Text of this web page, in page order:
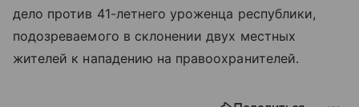
дело против 41-летнего уроженца республики,
подозреваемого в склонении двух местных
жителей к нападению на правоохранителей.